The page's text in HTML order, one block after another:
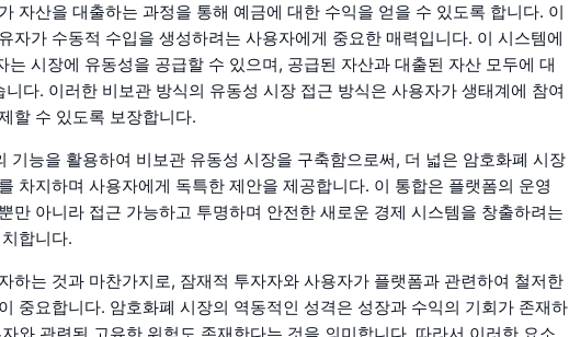
자산을 대출하는 과정을 통해 예금에 대한 수익을 얻을 수 있도록 합니다. 이
자가 수동적 수입을 생성하려는 사용자에게 중요한 매력입니다. 이 시스템에
는 시장에 유동성을 공급할 수 있으며, 공급된 자산과 대출된 자산 모두에 대
다. 이러한 비보관 방식의 유동성 시장 접근 방식은 사용자가 생태계에 참여
할 수 있도록 보장합니다.
기능을 활용하여 비보관 유동성 시장을 구축함으로써, 더 넓은 암호화폐 시장
차지하며 사용자에게 독특한 제안을 제공합니다. 이 통합은 플랫폼의 운영
만 아니라 접근 가능하고 투명하며 안전한 새로운 경제 시스템을 창출하려는
합니다.
하는 것과 마찬가지로, 잠재적 투자자와 사용자가 플랫폼과 관련하여 철저한
중요합니다. 암호화폐 시장의 역동적인 성격은 성장과 수익의 기회가 존재하